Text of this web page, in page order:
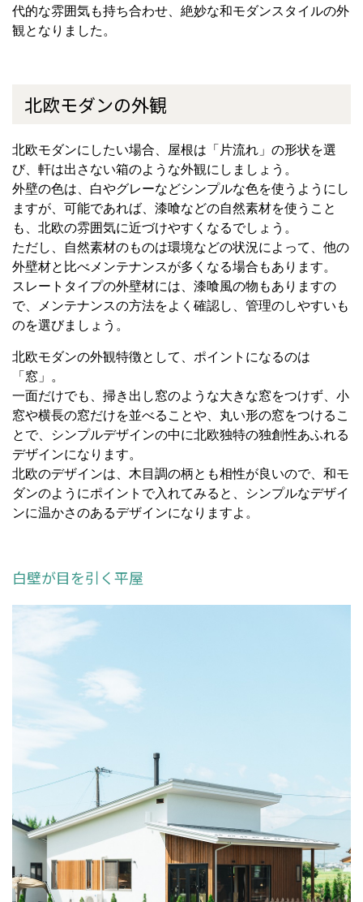
代的な雰囲気も持ち合わせ、絶妙な和モダンスタイルの外
観となりました。
北欧モダンの外観
北欧モダンにしたい場合、屋根は「片流れ」の形状を選
び、軒は出さない箱のような外観にしましょう。
外壁の色は、白やグレーなどシンプルな色を使うようにし
ますが、可能であれば、漆喰などの自然素材を使うこと
も、北欧の雰囲気に近づけやすくなるでしょう。
ただし、自然素材のものは環境などの状況によって、他の
外壁材と比べメンテナンスが多くなる場合もあります。
スレートタイプの外壁材には、漆喰風の物もありますの
で、メンテナンスの方法をよく確認し、管理のしやすいも
のを選びましょう。
北欧モダンの外観特徴として、ポイントになるのは
「窓」。
一面だけでも、掃き出し窓のような大きな窓をつけず、小
窓や横長の窓だけを並べることや、丸い形の窓をつけるこ
とで、シンプルデザインの中に北欧独特の独創性あふれる
デザインになります。
北欧のデザインは、木目調の柄とも相性が良いので、和モ
ダンのようにポイントで入れてみると、シンプルなデザイ
ンに温かさのあるデザインになりますよ。
白壁が目を引く平屋